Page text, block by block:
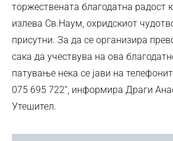
торжествената благодатна радост
излева Св.Наум, охридскиот
присутни. За да се организира
сака да учествува на ова
патување нека се јави на
075 695 722“, информира Драги
Утешител.